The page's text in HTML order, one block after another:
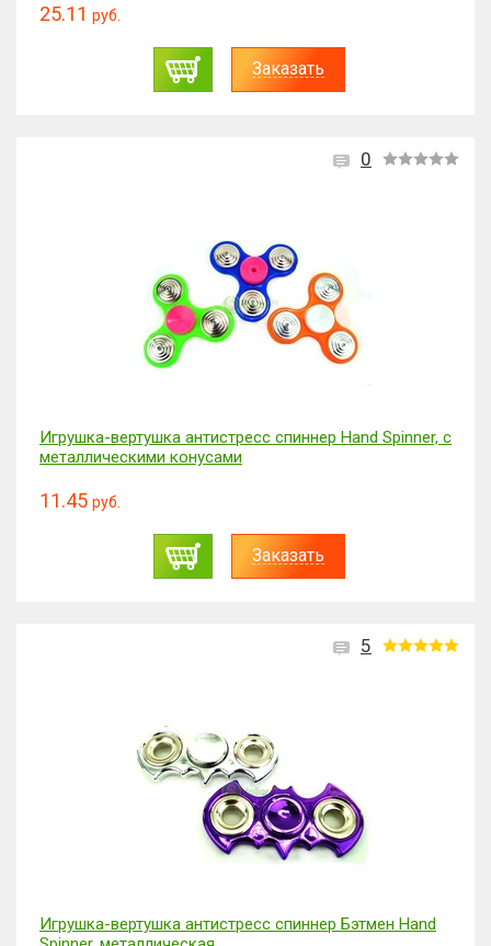
25.11 руб.
Заказать
0
Игрушка-вертушка антистресс спиннер Hand Spinner, с
металлическими конусами
11.45 руб.
Заказать
5
Игрушка-вертушка антистресс спиннер Бэтмен Hand